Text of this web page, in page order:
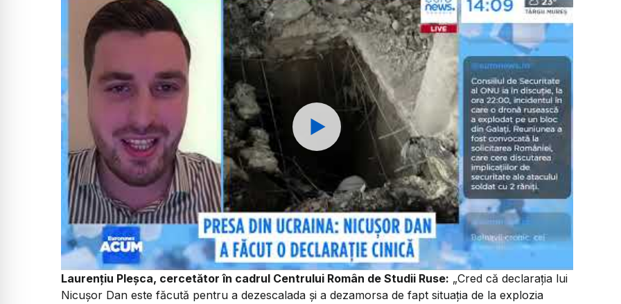
Watch
Laurențiu Pleșca, cercetător în cadrul Centrului Român de Studii Ruse: „Cred că declarația lui
Nicușor Dan este făcută pentru a dezescalada și a dezamorsa de fapt situația de la explozia